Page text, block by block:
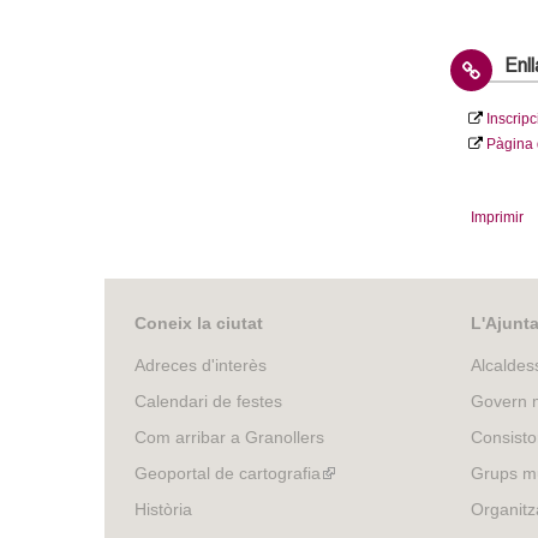
Pàgina
Imprimir
Coneix la ciutat
Adreces d'interès
Calendari de festes
Com arribar a Granollers
Geoportal de cartografia(link
Història
Govern
Grups